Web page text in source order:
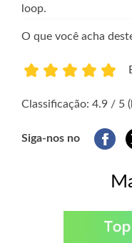
loop.
O que você acha
Classificação: 4.9 / 5
Siga-nos no